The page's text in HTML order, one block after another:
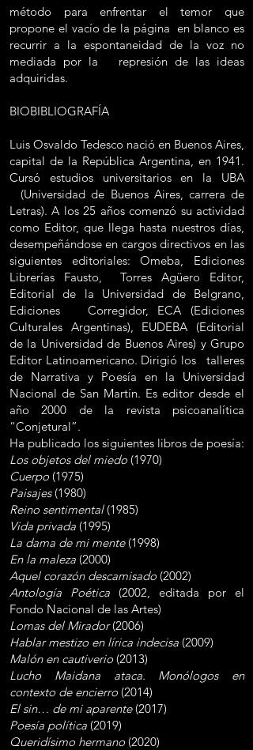
método para enfrentar el temor que
propone el vacío de la página en blanco es
recurrir a la espontaneidad de la voz no
mediada por la represión de las ideas
adquiridas.
BIOBIBLIOGRAFÍA
Luis Osvaldo Tedesco nació en Buenos Aires,
capital de la República Argentina, en 1941.
Cursó estudios universitarios en la UBA
(Universidad de Buenos Aires, carrera de
Letras). A los 25 años comenzó su actividad
como Editor, que llega hasta nuestros días,
desempeñándose en cargos directivos en las
siguientes editoriales: Omeba, Ediciones
Librerías Fausto, Torres Agüero Editor,
Editorial de la Universidad de Belgrano,
Ediciones Corregidor, ECA (Ediciones
Culturales Argentinas), EUDEBA (Editorial
de la Universidad de Buenos Aires) y Grupo
Editor Latinoamericano. Dirigió los talleres
de Narrativa y Poesía en la Universidad
Nacional de San Martín. Es editor desde el
año 2000 de la revista psicoanalítica
“Conjetural”.
Ha publicado los siguientes libros de poesía:
Los objetos del miedo (1970)
Cuerpo (1975)
Paisajes(1980)
Reino sentimental(1985)
Vida privada (1995)
La dama de mi mente(1998)
En la maleza (2000)
Aquel corazón descamisado (2002)
Antología Poética (2002, editada por el
Fondo Nacional de las Artes)
Lomas del Mirador(2006)
Hablar mestizo en lírica indecisa (2009)
Malón en cautiverio (2013)
Lucho Maidana ataca. Monólogos en
contexto de encierro (2014)
El sin… de mi aparente(2017)
Poesía política (2019)
Queridísimo hermano (2020)